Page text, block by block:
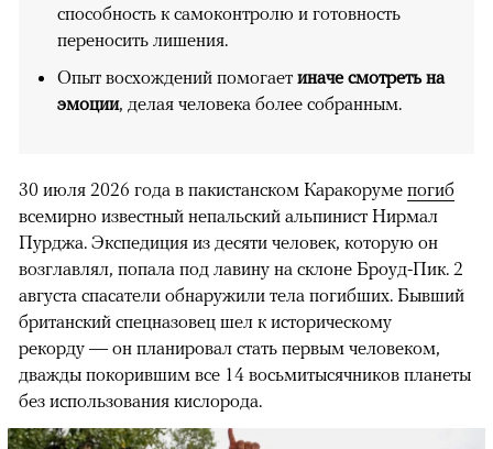
способность к самоконтролю и готовность
переносить лишения.
Опыт восхождений помогает иначе смотреть на
эмоции, делая человека более собранным.
30 июля 2026 года в пакистанском Каракоруме погиб
всемирно известный непальский альпинист Нирмал
Пурджа. Экспедиция из десяти человек, которую он
возглавлял, попала под лавину на склоне Броуд-Пик. 2
августа спасатели обнаружили тела погибших. Бывший
британский спецназовец шел к историческому
рекорду — он планировал стать первым человеком,
дважды покорившим все 14 восьмитысячников планеты
без использования кислорода.